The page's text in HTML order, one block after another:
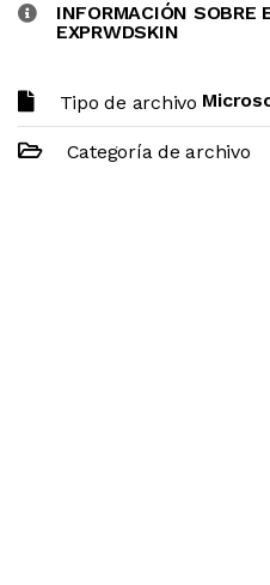
INFORMACIÓN SOBRE
EXPRWDSKIN
Tipo de archivo
Categoría de archivo